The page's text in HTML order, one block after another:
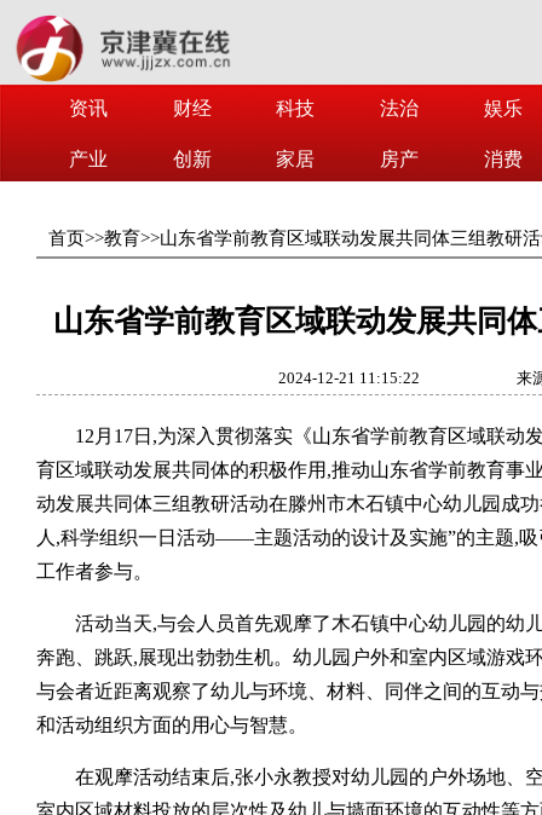
资讯 财经 科技 法治 娱乐
产业 创新 家居 房产 消费
首页>>教育>>山东省学前教育区域联动发展共同体三组教研
山东省学前教育区域联动发展共同
2024-12-21 11:15:22 来
12月17日,为深入贯彻落实《山东省学前教育区域联动
育区域联动发展共同体的积极作用,推动山东省学前教育事
动发展共同体三组教研活动在滕州市木石镇中心幼儿园成
人,科学组织一日活动——主题活动的设计及实施”的主题,
工作者参与。
活动当天,与会人员首先观摩了木石镇中心幼儿园的幼
奔跑、跳跃,展现出勃勃生机。幼儿园户外和室内区域游戏
与会者近距离观察了幼儿与环境、材料、同伴之间的互动
和活动组织方面的用心与智慧。
在观摩活动结束后,张小永教授对幼儿园的户外场地、
室内区域材料投放的层次性及幼儿与墙面环境的互动性等